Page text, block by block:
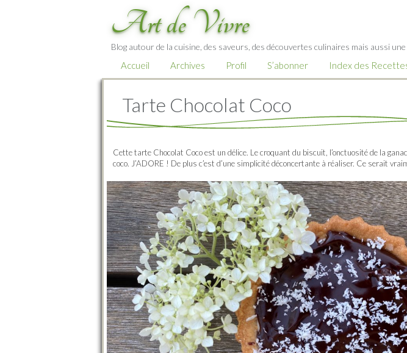
Art de Vivre
Blog autour de la cuisine, des saveurs, des découvertes culinaires mais aussi
Accueil Archives Profil S’abonner Index des
Tarte Chocolat Coco
Cette tarte Chocolat Coco est un délice. Le croquant du biscuit, l’onctuosité de la
coco. J’ADORE ! De plus c’est d’une simplicité déconcertante à réaliser. Ce serait